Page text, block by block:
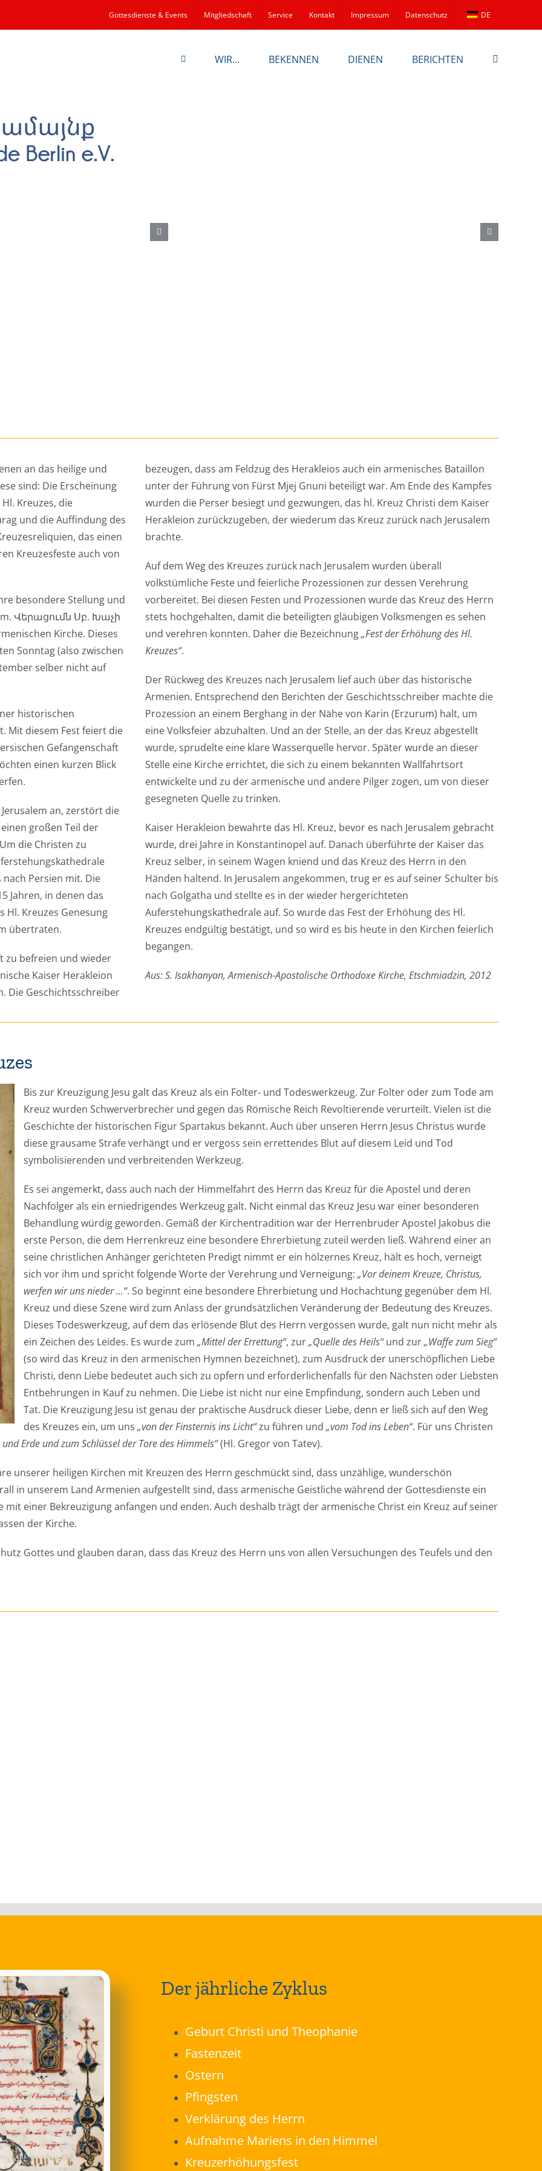
Gottesdienste & Events Mitgliedschaft Service Kontakt Impressum Datenschutz DE
WIR… BEKENNEN DIENEN BERICHTEN
an das heilige und
sind: Die Erscheinung
Kreuzes, die
und die Auffindung des
das einen
Kreuzesfeste auch von
besondere Stellung und
Վերացումն Սբ. Խաչի
Kirche. Dieses
Sonntag (also zwischen
selber nicht auf
historischen
Mit diesem Fest feiert die
Gefangenschaft
einen kurzen Blick
an, zerstört die
großen Teil der
die Christen zu
Persien mit. Die
Jahren, in denen das
Hl. Kreuzes Genesung
übertraten.
zu befreien und wieder
Kaiser Herakleion
Die Geschichtsschreiber
bezeugen, dass am Feldzug des Herakleios auch ein armenisches Bataillon
unter der Führung von Fürst Mjej Gnuni beteiligt war. Am Ende des Kampfes
wurden die Perser besiegt und gezwungen, das hl. Kreuz Christi dem Kaiser
Herakleion zurückzugeben, der wiederum das Kreuz zurück nach Jerusalem
brachte.
Auf dem Weg des Kreuzes zurück nach Jerusalem wurden überall
volkstümliche Feste und feierliche Prozessionen zur dessen Verehrung
vorbereitet. Bei diesen Festen und Prozessionen wurde das Kreuz des Herrn
stets hochgehalten, damit die beteiligten gläubigen Volksmengen es sehen
und verehren konnten. Daher die Bezeichnung„Fest der Erhöhung des Hl.
Kreuzes“.
Der Rückweg des Kreuzes nach Jerusalem lief auch über das historische
Armenien. Entsprechend den Berichten der Geschichtsschreiber machte die
Prozession an einem Berghang in der Nähe von Karin (Erzurum) halt, um
eine Volksfeier abzuhalten. Und an der Stelle, an der das Kreuz abgestellt
wurde, sprudelte eine klare Wasserquelle hervor. Später wurde an dieser
Stelle eine Kirche errichtet, die sich zu einem bekannten Wallfahrtsort
entwickelte und zu der armenische und andere Pilger zogen, um von dieser
gesegneten Quelle zu trinken.
Kaiser Herakleion bewahrte das Hl. Kreuz, bevor es nach Jerusalem gebracht
wurde, drei Jahre in Konstantinopel auf. Danach überführte der Kaiser das
Kreuz selber, in seinem Wagen kniend und das Kreuz des Herrn in den
Händen haltend. In Jerusalem angekommen, trug er es auf seiner Schulter bis
nach Golgatha und stellte es in der wieder hergerichteten
Auferstehungskathedrale auf. So wurde das Fest der Erhöhung des Hl.
Kreuzes endgültig bestätigt, und so wird es bis heute in den Kirchen feierlich
begangen.
Aus: S. Isakhanyan, Armenisch-Apostolische Orthodoxe Kirche, Etschmiadzin, 2012
Bis zur Kreuzigung Jesu galt das Kreuz als ein Folter- und Todeswerkzeug. Zur Folter oder zum Tode am
Kreuz wurden Schwerverbrecher und gegen das Römische Reich Revoltierende verurteilt. Vielen ist die
Geschichte der historischen Figur Spartakus bekannt. Auch über unseren Herrn Jesus Christus wurde
diese grausame Strafe verhängt und er vergoss sein errettendes Blut auf diesem Leid und Tod
symbolisierenden und verbreitenden Werkzeug.
Es sei angemerkt, dass auch nach der Himmelfahrt des Herrn das Kreuz für die Apostel und deren
Nachfolger als ein erniedrigendes Werkzeug galt. Nicht einmal das Kreuz Jesu war einer besonderen
Behandlung würdig geworden. Gemäß der Kirchentradition war der Herrenbruder Apostel Jakobus die
erste Person, die dem Herrenkreuz eine besondere Ehrerbietung zuteil werden ließ. Während einer an
seine christlichen Anhänger gerichteten Predigt nimmt er ein hölzernes Kreuz, hält es hoch, verneigt
sich vor ihm und spricht folgende Worte der Verehrung und Verneigung: „Vor deinem Kreuze, Christus,
werfen wir uns nieder …“. So beginnt eine besondere Ehrerbietung und Hochachtung gegenüber dem Hl.
Kreuz und diese Szene wird zum Anlass der grundsätzlichen Veränderung der Bedeutung des Kreuzes.
Dieses Todeswerkzeug, auf dem das erlösende Blut des Herrn vergossen wurde, galt nun nicht mehr als
ein Zeichen des Leides. Es wurde zum „Mittel der Errettung“, zur„Quelle des Heils“und zur„Waffe zum Sieg“
(so wird das Kreuz in den armenischen Hymnen bezeichnet), zum Ausdruck der unerschöpflichen Liebe
Christi, denn Liebe bedeutet auch sich zu opfern und erforderlichenfalls für den Nächsten oder Liebsten
Entbehrungen in Kauf zu nehmen. Die Liebe ist nicht nur eine Empfindung, sondern auch Leben und
Tat. Die Kreuzigung Jesu ist genau der praktische Ausdruck dieser Liebe, denn er ließ sich auf den Weg
des Kreuzes ein, um uns „von der Finsternis ins Licht“zu führen und „vom Tod ins Leben“. Für uns Christen
Erde und zum Schlüssel der Tore des Himmels“(Hl. Gregor von Tatev).
unserer heiligen Kirchen mit Kreuzen des Herrn geschmückt sind, dass unzählige, wunderschön
in unserem Land Armenien aufgestellt sind, dass armenische Geistliche während der Gottesdienste ein
einer Bekreuzigung anfangen und enden. Auch deshalb trägt der armenische Christ ein Kreuz auf seiner
der Kirche.
Gottes und glauben daran, dass das Kreuz des Herrn uns von allen Versuchungen des Teufels und den
Der jährliche Zyklus
Geburt Christi und Theophanie
Fastenzeit
Ostern
Pfingsten
Verklärung des Herrn
Aufnahme Mariens in den Himmel
Kreuzerhöhungsfest